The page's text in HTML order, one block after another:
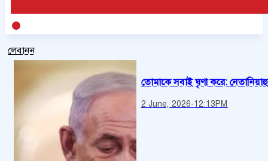
লেবানন
তোমাকে সবাই ঘৃণা করে:
2 June, 2026-12:13PM